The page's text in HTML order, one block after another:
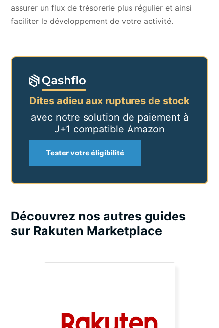
assurer un flux de trésorerie plus régulier et ainsi
faciliter le développement de votre activité.
Dites adieu aux ruptures de stock
avec notre solution de paiement à
J+1 compatible Amazon
Tester votre éligibilité
Découvrez nos autres guides
sur Rakuten Marketplace